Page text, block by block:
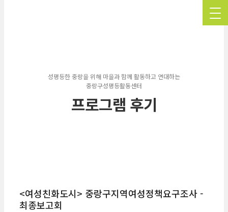
성평등한 중랑을 위해 마을과 함께 활동하고 연대하는
중랑구성평등활동센터
프로그램 후기
<여성친화도시> 중랑구지역여성정책요구조사 -
최종보고회